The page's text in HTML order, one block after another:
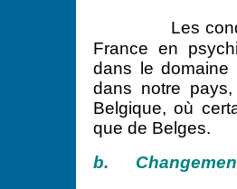
Les
France en
dans le domaine
dans notre
Belgique, où
que de Belges.
b.